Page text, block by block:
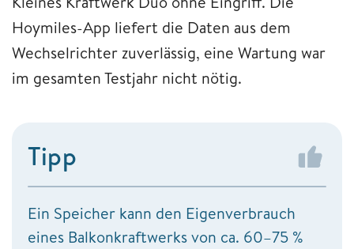
Hoymiles-App liefert die Daten aus dem
Wechselrichter zuverlässig, eine Wartung war
im gesamten Testjahr nicht nötig.
Tipp
Ein Speicher kann den Eigenverbrauch
eines Balkonkraftwerks von ca. 60–75 %